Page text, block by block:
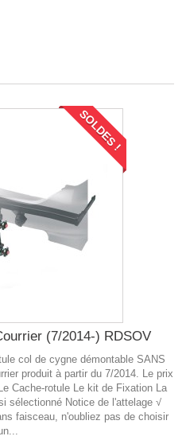
SOLDES !
(7/2014-) RDSOV
col de cygne démontable SANS
produit à partir du 7/2014. Le prix
Cache-rotule Le kit de Fixation La
sélectionné Notice de l'attelage √
faisceau, n'oubliez pas de choisir